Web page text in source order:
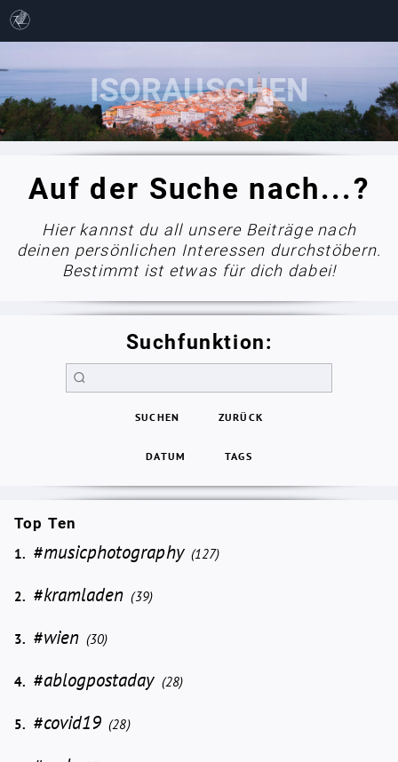
Auf der Suche nach...?
Hier kannst du all unsere Beiträge nach
deinen persönlichen Interessen durchstöbern.
Bestimmt ist etwas für dich dabei!
Suchfunktion:
SUCHEN ZURÜCK
DATUM TAGS
Top Ten
1. #musicphotography (127)
2. #kramladen (39)
3. #wien (30)
4. #ablogpostaday (28)
5. #covid19 (28)